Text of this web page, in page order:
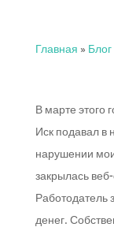
Главная » Блог
В марте этого
Иск подавал в
нарушении
закрылась
Работодатель
денег.